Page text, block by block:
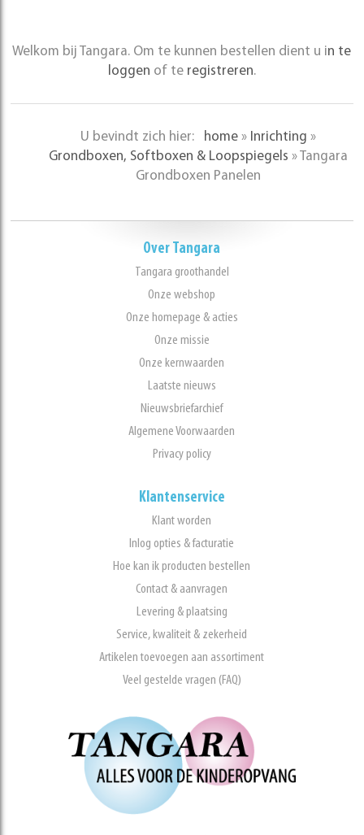
Welkom bij Tangara. Om te kunnen bestellen dient u in te
loggen of te registreren.
U bevindt zich hier: home » Inrichting »
Grondboxen, Softboxen & Loopspiegels »Tangara
Grondboxen Panelen
Over Tangara
Tangara groothandel
Onze webshop
Onze homepage & acties
Onze missie
Onze kernwaarden
Laatste nieuws
Nieuwsbriefarchief
Algemene Voorwaarden
Privacy policy
Klantenservice
Klant worden
Inlog opties & facturatie
Hoe kan ik producten bestellen
Contact & aanvragen
Levering & plaatsing
Service, kwaliteit & zekerheid
Artikelen toevoegen aan assortiment
Veel gestelde vragen (FAQ)